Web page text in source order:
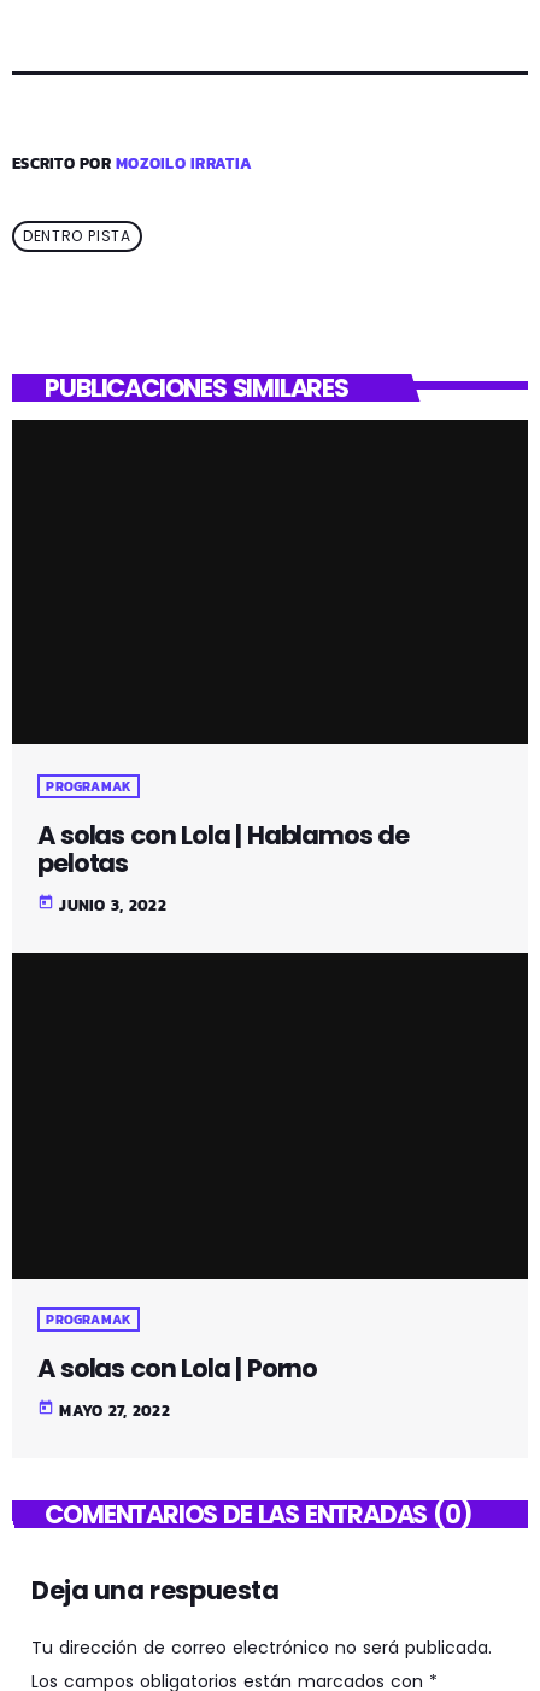
ESCRITO PORMOZOILO IRRATIA
DENTRO PISTA
PUBLICACIONES SIMILARES
PROGRAMAK
A solas con Lola | Hablamos de
pelotas
today JUNIO 3, 2022
PROGRAMAK
A solas con Lola | Porno
today MAYO 27, 2022
COMENTARIOS DE LAS ENTRADAS (0)
Deja una respuesta
Tu dirección de correo electrónico no será publicada.
Los campos obligatorios están marcados con *